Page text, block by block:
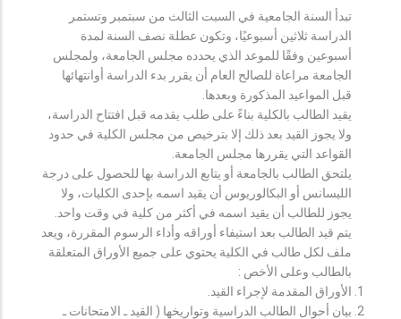
تبدأ السنة الجامعية في السبت الثالث من سبتمبر وتستمر
الدراسة ثلاثين أسبوعيًا، وتكون عطلة نصف السنة لمدة
أسبوعين وفقًا للموعد الذي يحدده مجلس الجامعة، ولمجلس
الجامعة مراعاة للصالح العام أن يقرر بدء الدراسة أوانتهائها
قبل المواعيد المذكورة وبعدها.
يقيد الطالب بالكلية بناءً على طلب يقدمه قبل افتتاح الدراسة،
ولا يجوز القيد بعد ذلك إلا بترخيص من مجلس الكلية في حدود
القواعد التي يقررها مجلس الجامعة.
يلتحق الطالب بالجامعة أو يتابع الدراسة بها للحصول على درجة
الليسانس أو البكالوريوس أن يقيد اسمه بإحدى الكليات، ولا
يجوز للطالب أن يقيد اسمه في أكثر من كلية في وقت واحد.
يتم قيد الطالب بعد استيفاء أوراقه وأداء الرسوم المقررة، ويعد
ملف لكل طالب في الكلية يحتوي على جميع الأوراق المتعلقة
بالطالب وعلى الأخص :
الأوراق المقدمة لإجراء القيد.
بيان أحوال الطالب الدراسية وتواريخها ( القيد ـ الامتحانات ـ